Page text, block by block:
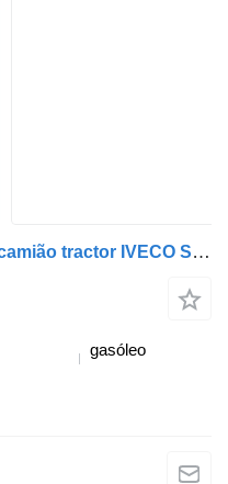
Porta IVECO 504232504 para camião tractor IVECO Stralis (01.02-)
gasóleo